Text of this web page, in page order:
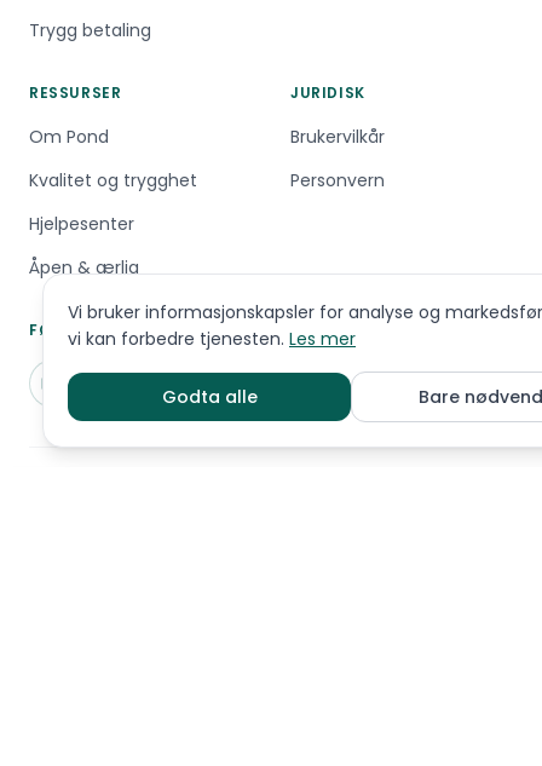
Trygg betaling
RESSURSER
Om Pond
Kvalitet og trygghet
Hjelpesenter
Åpen & ærlig
JURIDISK
Brukervilkår
Personvern
FØLG OSS
Vi bruker informasjonskapsler for analyse og
vi kan forbedre tjenesten. Les mer
Godta alle Bare